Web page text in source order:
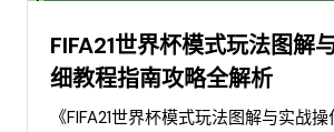
FIFA21世界杯模式玩法图解
细教程指南攻略全解析
《FIFA21世界杯模式玩法图解与实战